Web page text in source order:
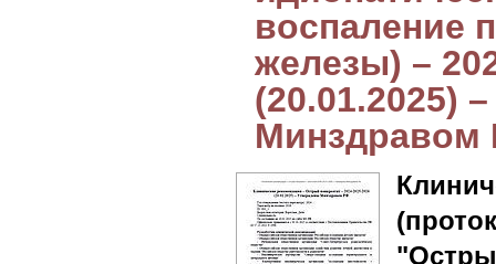
воспаление
железы) –
(20.01.2025)
Минздравом